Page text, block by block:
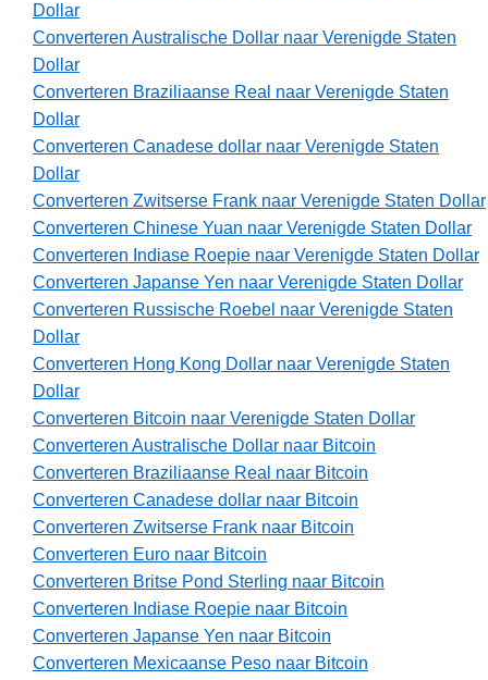
Dollar
Converteren Australische Dollar naar Verenigde Staten
Dollar
Converteren Braziliaanse Real naar Verenigde Staten
Dollar
Converteren Canadese dollar naar Verenigde Staten
Dollar
Converteren Zwitserse Frank naar Verenigde Staten Dollar
Converteren Chinese Yuan naar Verenigde Staten Dollar
Converteren Indiase Roepie naar Verenigde Staten Dollar
Converteren Japanse Yen naar Verenigde Staten Dollar
Converteren Russische Roebel naar Verenigde Staten
Dollar
Converteren Hong Kong Dollar naar Verenigde Staten
Dollar
Converteren Bitcoin naar Verenigde Staten Dollar
Converteren Australische Dollar naar Bitcoin
Converteren Braziliaanse Real naar Bitcoin
Converteren Canadese dollar naar Bitcoin
Converteren Zwitserse Frank naar Bitcoin
Converteren Euro naar Bitcoin
Converteren Britse Pond Sterling naar Bitcoin
Converteren Indiase Roepie naar Bitcoin
Converteren Japanse Yen naar Bitcoin
Converteren Mexicaanse Peso naar Bitcoin